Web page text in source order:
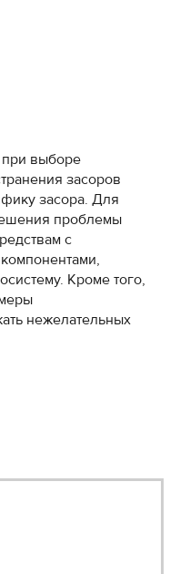
при выборе
засоров
засора. Для
проблемы
с
Кроме того,
нежелательных